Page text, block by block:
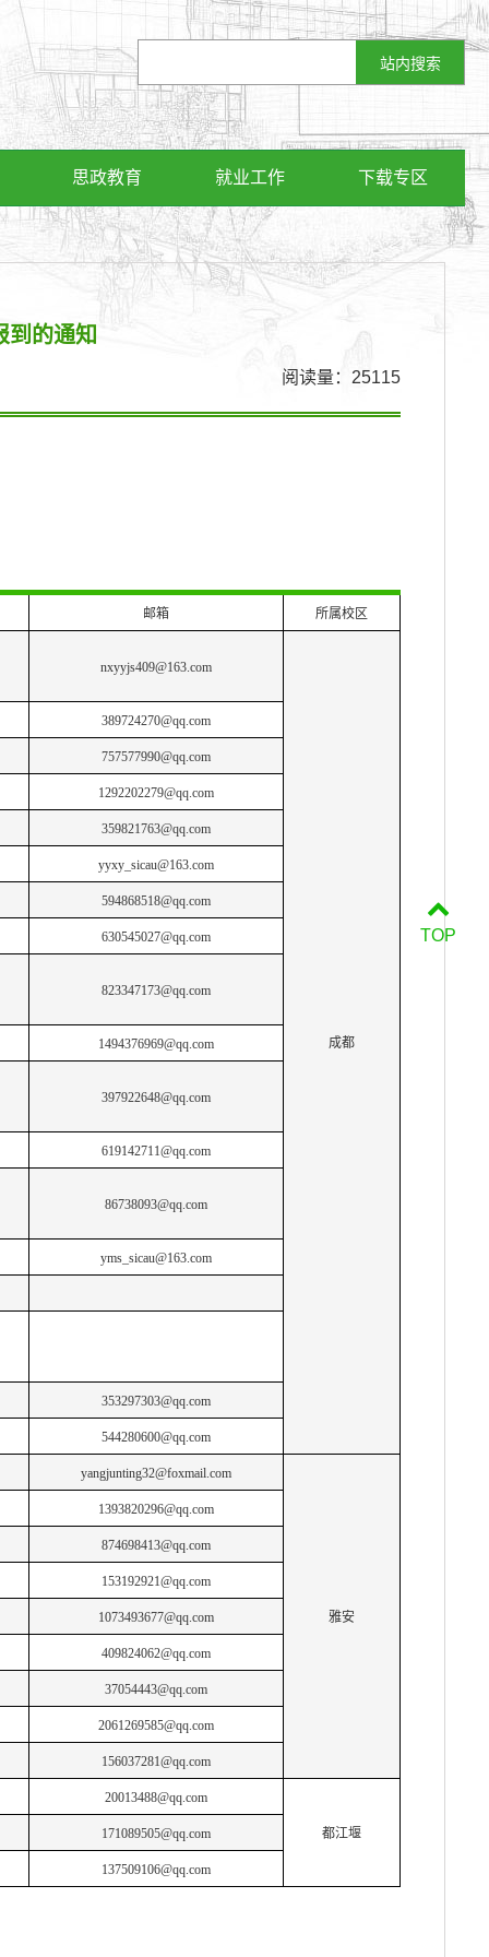
思政教育 就业工作 下载专区
到的通知
阅读量： 25115
邮箱 所属校区
nxyyjs409@163.com
成都
389724270@qq.com
757577990@qq.com
1292202279@qq.com
359821763@qq.com
yyxy_sicau@163.com
594868518@qq.com
630545027@qq.com
823347173@qq.com
1494376969@qq.com
397922648@qq.com
619142711@qq.com
86738093@qq.com
yms_sicau@163.com
353297303@qq.com
544280600@qq.com
yangjunting32@foxmail.com
雅安
1393820296@qq.com
874698413@qq.com
153192921@qq.com
1073493677@qq.com
409824062@qq.com
37054443@qq.com
2061269585@qq.com
156037281@qq.com
20013488@qq.com
都江堰
171089505@qq.com
137509106@qq.com
TOP